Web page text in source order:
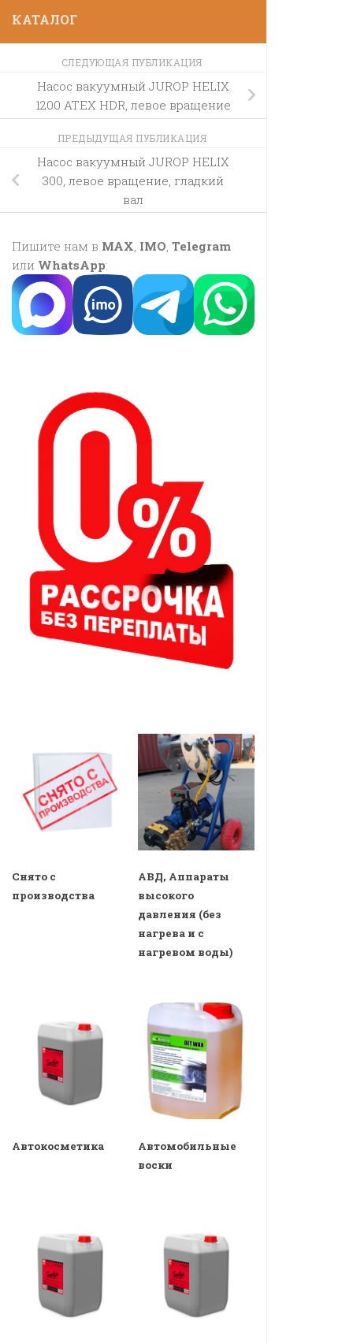
КАТАЛОГ
СЛЕДУЮЩАЯ ПУБЛИКАЦИЯ
Насос вакуумный JUROP HELIX
1200 ATEX HDR, левое вращение
ПРЕДЫДУЩАЯ ПУБЛИКАЦИЯ
Насос вакуумный JUROP HELIX
300, левое вращение, гладкий
вал
Пишите нам в MAX, IMO, Telegram
или WhatsApp:
Снято с
производства
АВД, Аппараты
высокого
давления (без
нагрева и с
нагревом воды)
Автокосметика
Автомобильные
воски